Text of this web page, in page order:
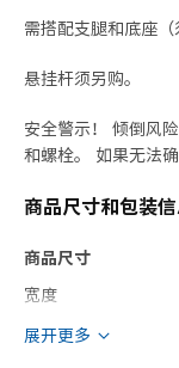
需搭配支腿和底座（
悬挂杆须另购。
安全警示！ 倾倒风
和螺栓。 如果无法
商品尺寸和包装
商品尺寸
宽度
深度
展开更多